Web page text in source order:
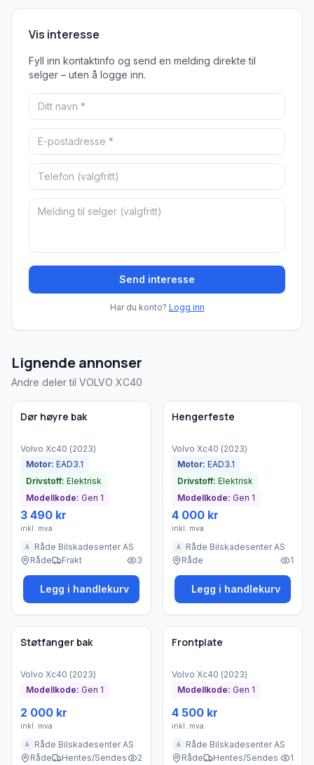
Vis interesse
Fyll inn kontaktinfo og send en melding direkte til
selger – uten å logge inn.
Send interesse
Har du konto? Logg inn
Lignende annonser
Andre deler til VOLVO XC40
Brukt - god tilstand
Bedrift
Dør høyre bak
Volvo Xc40 (2023)
Motor: EAD3.1
Drivstoff: Elektrisk
Modellkode: Gen 1
3 490 kr
inkl. mva
A
Råde Bilskadesenter AS
Råde
Frakt 3
Legg i handlekurv
Bedrift
Hengerfeste
Volvo Xc40 (2023)
Motor: EAD3.1
Drivstoff: Elektrisk
Modellkode: Gen 1
4 000 kr
inkl. mva
A
Råde Bilskadesenter AS
Råde
1
Legg i handlekurv
Brukt - akseptabel tilstand
Bedrift
Støtfanger bak
Volvo Xc40 (2023)
Modellkode: Gen 1
2 000 kr
inkl. mva
A
Råde Bilskadesenter AS
Råde
Hentes/Sendes 2
Brukt - god tilstand
Bedrift
Frontplate
Volvo Xc40 (2023)
Modellkode: Gen 1
4 500 kr
inkl. mva
A
Råde Bilskadesenter AS
Råde
Hentes/Sendes 1